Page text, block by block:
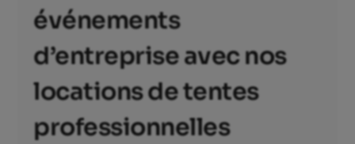
événements
d’entreprise avec nos
locations de tentes
professionnelles